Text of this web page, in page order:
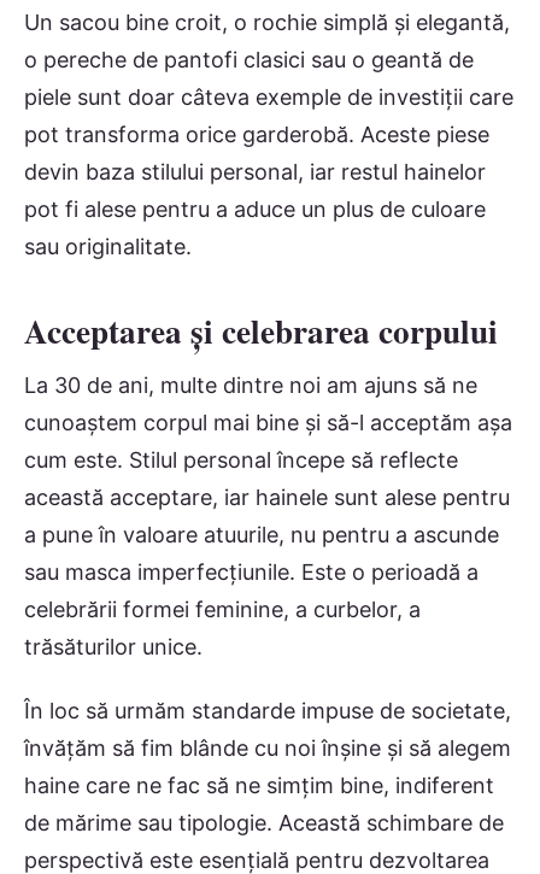
Un sacou bine croit, o rochie simplă și elegantă,
o pereche de pantofi clasici sau o geantă de
piele sunt doar câteva exemple de investiții care
pot transforma orice garderobă. Aceste piese
devin baza stilului personal, iar restul hainelor
pot fi alese pentru a aduce un plus de culoare
sau originalitate.
Acceptarea și celebrarea corpului
La 30 de ani, multe dintre noi am ajuns să ne
cunoaștem corpul mai bine și să-l acceptăm așa
cum este. Stilul personal începe să reflecte
această acceptare, iar hainele sunt alese pentru
a pune în valoare atuurile, nu pentru a ascunde
sau masca imperfecțiunile. Este o perioadă a
celebrării formei feminine, a curbelor, a
trăsăturilor unice.
În loc să urmăm standarde impuse de societate,
învățăm să fim blânde cu noi înșine și să alegem
haine care ne fac să ne simțim bine, indiferent
de mărime sau tipologie. Această schimbare de
perspectivă este esențială pentru dezvoltarea